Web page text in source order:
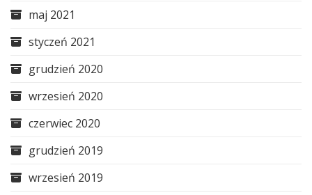
maj 2021
styczeń 2021
grudzień 2020
wrzesień 2020
czerwiec 2020
grudzień 2019
wrzesień 2019